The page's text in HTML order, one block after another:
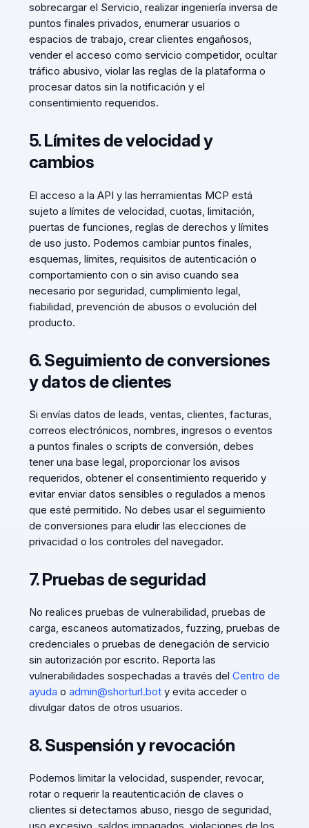
sobrecargar el Servicio, realizar ingeniería inversa de
puntos finales privados, enumerar usuarios o
espacios de trabajo, crear clientes engañosos,
vender el acceso como servicio competidor, ocultar
tráfico abusivo, violar las reglas de la plataforma o
procesar datos sin la notificación y el
consentimiento requeridos.
5. Límites de velocidad y
cambios
El acceso a la API y las herramientas MCP está
sujeto a límites de velocidad, cuotas, limitación,
puertas de funciones, reglas de derechos y límites
de uso justo. Podemos cambiar puntos finales,
esquemas, límites, requisitos de autenticación o
comportamiento con o sin aviso cuando sea
necesario por seguridad, cumplimiento legal,
fiabilidad, prevención de abusos o evolución del
producto.
6. Seguimiento de conversiones
y datos de clientes
Si envías datos de leads, ventas, clientes, facturas,
correos electrónicos, nombres, ingresos o eventos
a puntos finales o scripts de conversión, debes
tener una base legal, proporcionar los avisos
requeridos, obtener el consentimiento requerido y
evitar enviar datos sensibles o regulados a menos
que esté permitido. No debes usar el seguimiento
de conversiones para eludir las elecciones de
privacidad o los controles del navegador.
7. Pruebas de seguridad
No realices pruebas de vulnerabilidad, pruebas de
carga, escaneos automatizados, fuzzing, pruebas de
credenciales o pruebas de denegación de servicio
sin autorización por escrito. Reporta las
vulnerabilidades sospechadas a través del Centro de
ayuda o admin@shorturl.boty evita acceder o
divulgar datos de otros usuarios.
8. Suspensión y revocación
Podemos limitar la velocidad, suspender, revocar,
rotar o requerir la reautenticación de claves o
clientes si detectamos abuso, riesgo de seguridad,